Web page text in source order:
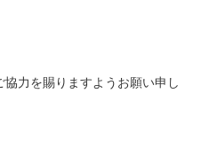
力を賜りますようお願い申し